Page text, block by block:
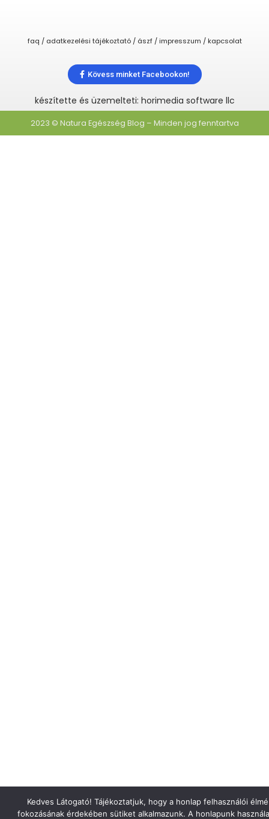
faq / adatkezelési tájékoztató / ászf / impresszum / kapcsolat
Kövess minket Facebookon!
készítette és üzemelteti: horimedia software llc
2023 © Natura Egészség Blog – Minden jog fenntartva
Kedves Látogató! Tájékoztatjuk, hogy a honlap felhasználói
fokozásának érdekében sütiket alkalmazunk. A honlapunk